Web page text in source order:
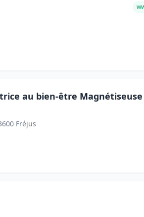
au bien-être
Fréjus